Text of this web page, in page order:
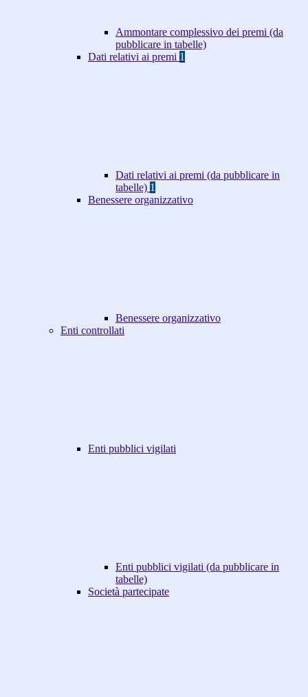
Ammontare complessivo dei premi (da
pubblicare in tabelle)
Dati relativi ai premi 1
Dati relativi ai premi (da pubblicare in
tabelle) 1
Benessere organizzativo
Benessere organizzativo
Enti controllati
Enti pubblici vigilati
Enti pubblici vigilati (da pubblicare in
tabelle)
Società partecipate